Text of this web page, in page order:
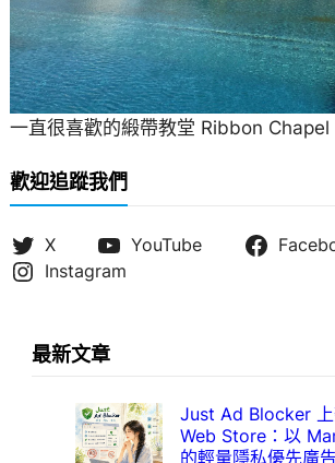
一直很喜歡的緞帶教堂 Ribbon Chapel
歡迎追蹤我們
X YouTube
Instagram
最新文章
Just Ad Blocker
Web Store：以
的輕量隱私優先廣